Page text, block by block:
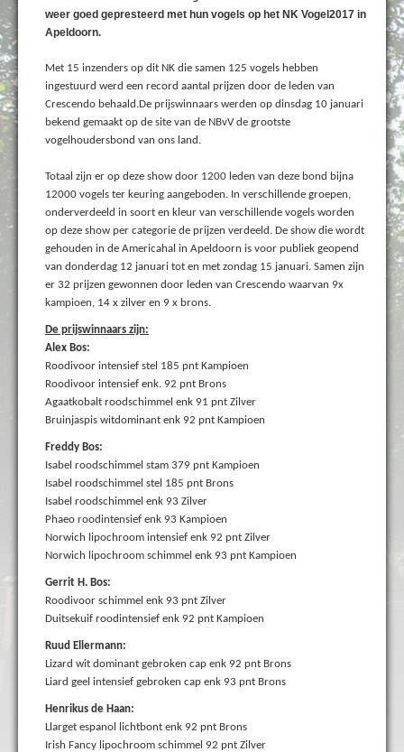
weer goed gepresteerd met hun vogels op het NK Vogel2017 in
Apeldoorn.
Met 15 inzenders op dit NK die samen 125 vogels hebben
ingestuurd werd een record aantal prijzen door de leden van
Crescendo behaald.De prijswinnaars werden op dinsdag 10 januari
bekend gemaakt op de site van de NBvV de grootste
vogelhoudersbond van ons land.
Totaal zijn er op deze show door 1200 leden van deze bond bijna
12000 vogels ter keuring aangeboden. In verschillende groepen,
onderverdeeld in soort en kleur van verschillende vogels worden
op deze show per categorie de prijzen verdeeld. De show die wordt
gehouden in de Americahal in Apeldoorn is voor publiek geopend
van donderdag 12 januari tot en met zondag 15 januari. Samen zijn
er 32 prijzen gewonnen door leden van Crescendo waarvan 9x
kampioen, 14 x zilver en 9 x brons.
De prijswinnaars zijn:
Alex Bos:
Roodivoor intensief stel 185 pnt Kampioen
Roodivoor intensief enk. 92 pnt Brons
Agaatkobalt roodschimmel enk 91 pnt Zilver
Bruinjaspis witdominant enk 92 pnt Kampioen
Freddy Bos:
Isabel roodschimmel stam 379 pnt Kampioen
Isabel roodschimmel stel 185 pnt Brons
Isabel roodschimmel enk 93 Zilver
Phaeo roodintensief enk 93 Kampioen
Norwich lipochroom intensief enk 92 pnt Zilver
Norwich lipochroom schimmel enk 93 pnt Kampioen
Gerrit H. Bos:
Roodivoor schimmel enk 93 pnt Zilver
Duitsekuif roodintensief enk 92 pnt Kampioen
Ruud Ellermann:
Lizard wit dominant gebroken cap enk 92 pnt Brons
Liard geel intensief gebroken cap enk 93 pnt Brons
Henrikus de Haan:
Llarget espanol lichtbont enk 92 pnt Brons
Irish Fancy lipochroom schimmel 92 pnt Zilver